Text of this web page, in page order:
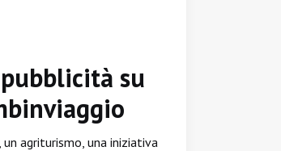
su
agriturismo, una iniziativa